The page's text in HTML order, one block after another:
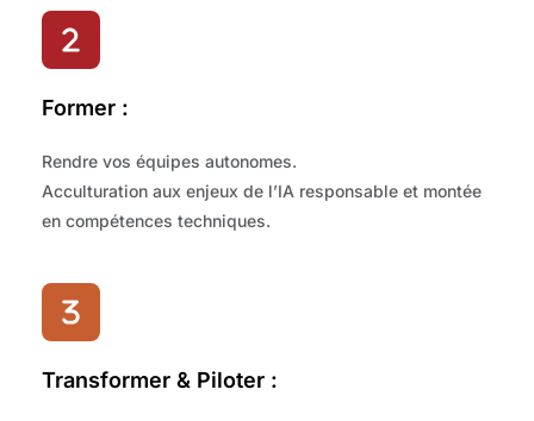
Former :
Rendre vos équipes autonomes.
Acculturation aux enjeux de l’IA responsable et montée
en compétences techniques.
Transformer & Piloter :